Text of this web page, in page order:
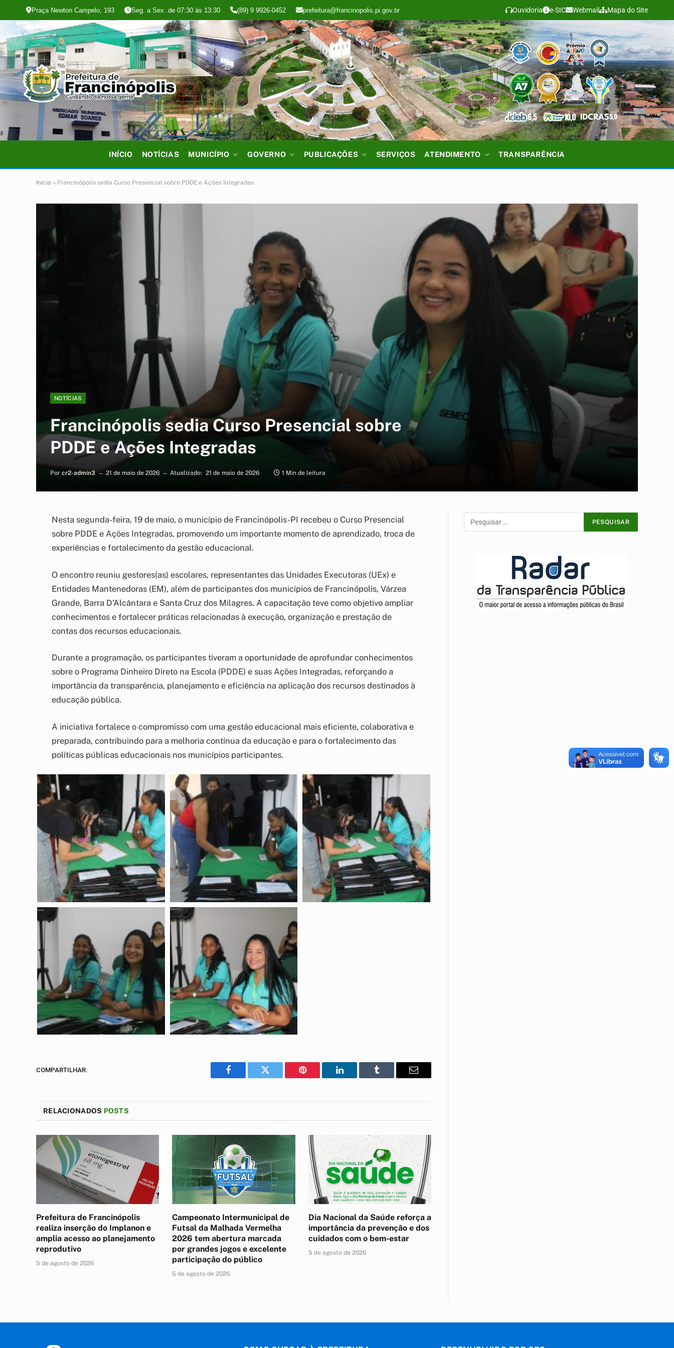
Praça Newton Campelo, 193 Seg. a Sex. de 07:30 às 13:30 (89) 9 9926-0452 prefeitura@francinopolis.pi.gov.br Ouvidoria e-SIC Webmail Mapa do Site
INÍCIO NOTÍCIAS MUNICÍPIO GOVERNO PUBLICAÇÕES SERVIÇOS ATENDIMENTO TRANSPARÊNCIA
Início » Francinópolis sedia Curso Presencial sobre PDDE e Ações Integradas
NOTÍCIAS
Francinópolis sedia Curso Presencial sobre
PDDE e Ações Integradas
Por cr2-admin3 21 de maio de 2026 Atualizado: 21 de maio de 2026 1 Min de leitura
Nesta segunda-feira, 19 de maio, o município de Francinópolis-PI recebeu o Curso Presencial
sobre PDDE e Ações Integradas, promovendo um importante momento de aprendizado, troca de
experiências e fortalecimento da gestão educacional.
O encontro reuniu gestores(as) escolares, representantes das Unidades Executoras (UEx) e
Entidades Mantenedoras (EM), além de participantes dos municípios de Francinópolis, Várzea
Grande, Barra D’Alcântara e Santa Cruz dos Milagres. A capacitação teve como objetivo ampliar
conhecimentos e fortalecer práticas relacionadas à execução, organização e prestação de
contas dos recursos educacionais.
Durante a programação, os participantes tiveram a oportunidade de aprofundar conhecimentos
sobre o Programa Dinheiro Direto na Escola (PDDE) e suas Ações Integradas, reforçando a
importância da transparência, planejamento e eficiência na aplicação dos recursos destinados à
educação pública.
A iniciativa fortalece o compromisso com uma gestão educacional mais eficiente, colaborativa e
preparada, contribuindo para a melhoria contínua da educação e para o fortalecimento das
políticas públicas educacionais nos municípios participantes.
COMPARTILHAR.
Facebook Twitter Pinterest LinkedIn Tumblr
E-
RELACIONADOS POSTS
Prefeitura de Francinópolis
realiza inserção do Implanon e
amplia acesso ao planejamento
reprodutivo
5 de agosto de 2026
Campeonato Intermunicipal de
Futsal da Malhada Vermelha
2026 tem abertura marcada
por grandes jogos e excelente
participação do público
5 de agosto de 2026
Dia Nacional da Saúde reforça a
importância da prevenção e dos
cuidados com o bem-estar
5 de agosto de 2026